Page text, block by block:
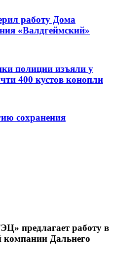
работу Дома
«Валдгеймский»
полиции изъяли у
400 кустов конопли
сохранения
предлагает работу в
компании Дальнего